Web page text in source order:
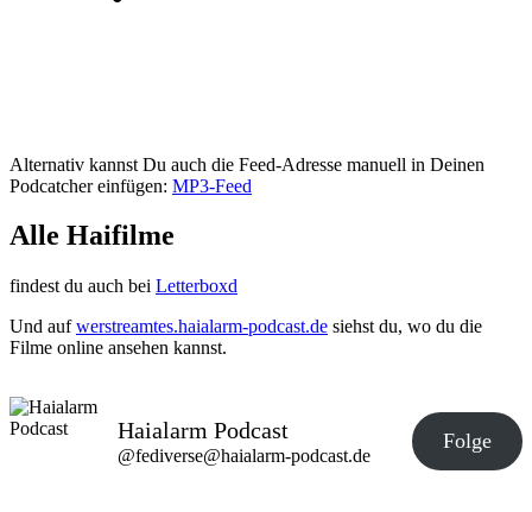
Alternativ kannst Du auch die Feed-Adresse manuell in Deinen
Podcatcher einfügen: MP3-Feed
Alle Haifilme
findest du auch bei Letterboxd
Und aufwerstreamtes.haialarm-podcast.de siehst du, wo du die
Filme online ansehen kannst.
Haialarm Podcast
@fediverse@haialarm-podcast.de
Folge